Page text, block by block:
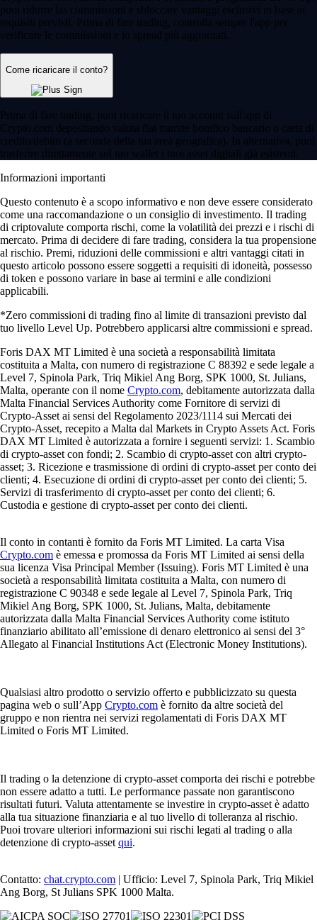
puoi ridurre las commissioni e sbloccare vantaggi esclusivi in base ai
requisiti previsti. Prima di fare trading, controlla sempre l'app per
verificare le commissioni e lo spread più aggiornati.
Come ricaricare il conto?
Prima di fare trading, puoi ricaricare il tuo account sull'app di
Crypto.com depositando valuta fiat tramite bonifico bancario o carta di
credito/debito (a seconda della tua area geografica). In alternativa, puoi
trasferire direttamente sul tuo wallet i tuoi asset digitali già esistenti.
Informazioni importanti
Questo contenuto è a scopo informativo e non deve essere considerato
come una raccomandazione o un consiglio di investimento. Il trading
di criptovalute comporta rischi, come la volatilità dei prezzi e i rischi di
mercato. Prima di decidere di fare trading, considera la tua propensione
al rischio. Premi, riduzioni delle commissioni e altri vantaggi citati in
questo articolo possono essere soggetti a requisiti di idoneità, possesso
di token e possono variare in base ai termini e alle condizioni
applicabili.
*Zero commissioni di trading fino al limite di transazioni previsto dal
tuo livello Level Up. Potrebbero applicarsi altre commissioni e spread.
Foris DAX MT Limited è una società a responsabilità limitata
costituita a Malta, con numero di registrazione C 88392 e sede legale a
Level 7, Spinola Park, Triq Mikiel Ang Borg, SPK 1000, St. Julians,
Malta, operante con il nome Crypto.com, debitamente autorizzata dalla
Malta Financial Services Authority come Fornitore di servizi di
Crypto-Asset ai sensi del Regolamento 2023/1114 sui Mercati dei
Crypto-Asset, recepito a Malta dal Markets in Crypto Assets Act. Foris
DAX MT Limited è autorizzata a fornire i seguenti servizi: 1. Scambio
di crypto-asset con fondi; 2. Scambio di crypto-asset con altri crypto-
asset; 3. Ricezione e trasmissione di ordini di crypto-asset per conto dei
clienti; 4. Esecuzione di ordini di crypto-asset per conto dei clienti; 5.
Servizi di trasferimento di crypto-asset per conto dei clienti; 6.
Custodia e gestione di crypto-asset per conto dei clienti.
Il conto in contanti è fornito da Foris MT Limited. La carta Visa
Crypto.com è emessa e promossa da Foris MT Limited ai sensi della
sua licenza Visa Principal Member (Issuing). Foris MT Limited è una
società a responsabilità limitata costituita a Malta, con numero di
registrazione C 90348 e sede legale al Level 7, Spinola Park, Triq
Mikiel Ang Borg, SPK 1000, St. Julians, Malta, debitamente
autorizzata dalla Malta Financial Services Authority come istituto
finanziario abilitato all’emissione di denaro elettronico ai sensi del 3°
Allegato al Financial Institutions Act (Electronic Money Institutions).
Qualsiasi altro prodotto o servizio offerto e pubblicizzato su questa
pagina web o sull’App Crypto.com è fornito da altre società del
gruppo e non rientra nei servizi regolamentati di Foris DAX MT
Limited o Foris MT Limited.
Il trading o la detenzione di crypto-asset comporta dei rischi e potrebbe
non essere adatto a tutti. Le performance passate non garantiscono
risultati futuri. Valuta attentamente se investire in crypto-asset è adatto
alla tua situazione finanziaria e al tuo livello di tolleranza al rischio.
Puoi trovare ulteriori informazioni sui rischi legati al trading o alla
detenzione di crypto-asset qui.
Contatto: chat.crypto.com | Ufficio: Level 7, Spinola Park, Triq Mikiel
Ang Borg, St Julians SPK 1000 Malta.